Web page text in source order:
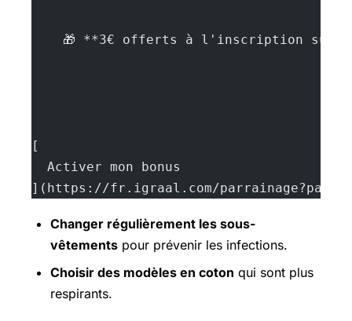
🎁 **3€ offerts à l'inscription sur
[
  Activer mon bonus
](https://fr.igraal.com/
Changer régulièrement les sous-
vêtements pour prévenir les infections.
Choisir des modèles en coton qui sont plus
respirants.